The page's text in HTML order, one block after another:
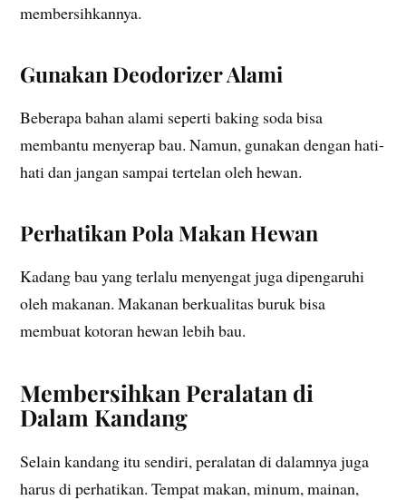
membersihkannya.
Gunakan Deodorizer Alami
Beberapa bahan alami seperti baking soda bisa
membantu menyerap bau. Namun, gunakan dengan hati-
hati dan jangan sampai tertelan oleh hewan.
Perhatikan Pola Makan Hewan
Kadang bau yang terlalu menyengat juga dipengaruhi
oleh makanan. Makanan berkualitas buruk bisa
membuat kotoran hewan lebih bau.
Membersihkan Peralatan di
Dalam Kandang
Selain kandang itu sendiri, peralatan di dalamnya juga
harus di perhatikan. Tempat makan, minum, mainan,